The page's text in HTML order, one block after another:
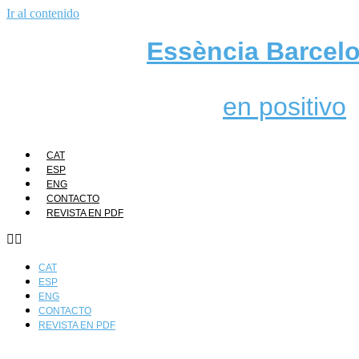
Ir al contenido
Essència
en positivo
CAT
ESP
ENG
CONTACTO
REVISTA EN PDF
CAT
ESP
ENG
CONTACTO
REVISTA EN PDF